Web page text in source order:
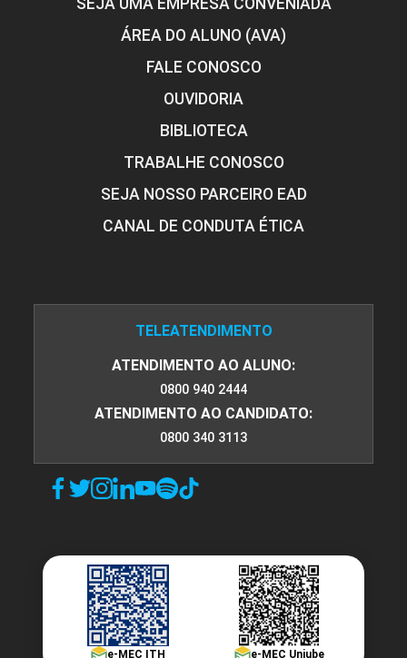
SEJA UMA EMPRESA CONVENIADA
ÁREA DO ALUNO (AVA)
FALE CONOSCO
OUVIDORIA
BIBLIOTECA
TRABALHE CONOSCO
SEJA NOSSO PARCEIRO EAD
CANAL DE CONDUTA ÉTICA
TELEATENDIMENTO
ATENDIMENTO AO ALUNO:
0800 940 2444
ATENDIMENTO AO CANDIDATO:
0800 340 3113
e-MEC ITH e-MEC Uniube